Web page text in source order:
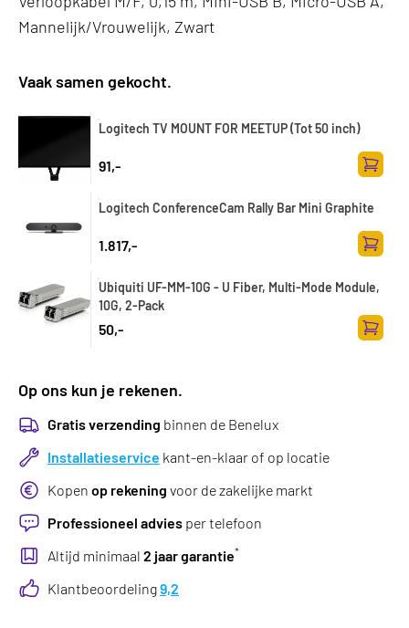
Mannelijk/Vrouwelijk, Zwart
Vaak samen gekocht.
Logitech TV MOUNT FOR MEETUP (Tot 50 inch)
91,-
Zum
Logitech ConferenceCam Rally Bar Mini Graphite
1.817,-
Zum
Ubiquiti UF-MM-10G - U Fiber, Multi-Mode Module,
10G, 2-Pack
50,-
Zum
Op ons kun je rekenen.
Gratis verzending binnen de Benelux
Installatieservice kant-en-klaar of op locatie
Kopen op rekening voor de zakelijke markt
Professioneel advies per telefoon
Altijd minimaal 2 jaar garantie*
Klantbeoordeling9,2